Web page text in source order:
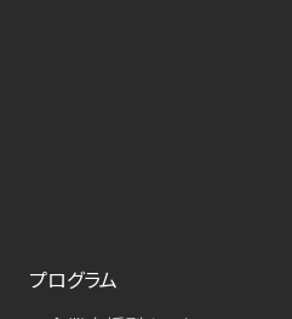
プログラム